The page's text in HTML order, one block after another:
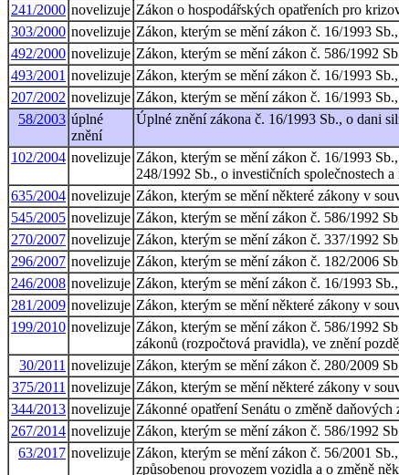
241/2000 novelizuje Zákon o hospodářských opatřeních pro
303/2000 novelizuje Zákon, kterým se mění zákon č. 16/1993
492/2000 novelizuje Zákon, kterým se mění zákon č. 586/1992
493/2001 novelizuje Zákon, kterým se mění zákon č. 16/1993
207/2002 novelizuje Zákon, kterým se mění zákon č. 16/1993
58/2003 úplné
znění
Úplné znění zákona č. 16/1993 Sb., o dani
102/2004 novelizuje Zákon, kterým se mění zákon č. 16/1993
248/1992 Sb., o investičních společnostech
635/2004 novelizuje Zákon, kterým se mění některé zákony v
545/2005 novelizuje Zákon, kterým se mění zákon č. 586/1992
270/2007 novelizuje Zákon, kterým se mění zákon č. 337/1992
296/2007 novelizuje Zákon, kterým se mění zákon č. 182/2006
246/2008 novelizuje Zákon, kterým se mění zákon č. 16/1993
281/2009 novelizuje Zákon, kterým se mění některé zákony v
199/2010 novelizuje Zákon, kterým se mění zákon č. 586/1992
zákonů (rozpočtová pravidla), ve znění
30/2011 novelizuje Zákon, kterým se mění zákon č. 280/2009
375/2011 novelizuje Zákon, kterým se mění některé zákony v
344/2013 novelizuje Zákonné opatření Senátu o změně
267/2014 novelizuje Zákon, kterým se mění zákon č. 586/1992
63/2017 novelizuje Zákon, kterým se mění zákon č. 56/2001
způsobenou provozem vozidla a o změně